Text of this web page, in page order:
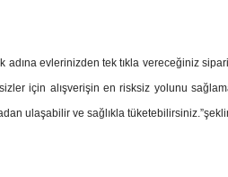
adına evlerinizden tek tıkla vereceğiniz
için alışverişin en risksiz yolunu
ulaşabilir ve sağlıkla